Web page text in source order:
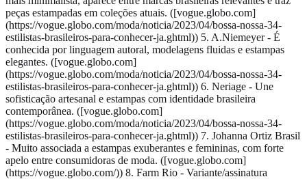
peças estampadas em coleções atuais. ([vogue.globo.com]
(https://vogue.globo.com/moda/noticia/2023/04/bossa-nossa-34-
estilistas-brasileiros-para-conhecer-ja.ghtml)) 5. A.Niemeyer - É
conhecida por linguagem autoral, modelagens fluidas e estampas
elegantes. ([vogue.globo.com]
(https://vogue.globo.com/moda/noticia/2023/04/bossa-nossa-34-
estilistas-brasileiros-para-conhecer-ja.ghtml)) 6. Neriage - Une
sofisticação artesanal e estampas com identidade brasileira
contemporânea. ([vogue.globo.com]
(https://vogue.globo.com/moda/noticia/2023/04/bossa-nossa-34-
estilistas-brasileiros-para-conhecer-ja.ghtml)) 7. Johanna Ortiz Brasil
- Muito associada a estampas exuberantes e femininas, com forte
apelo entre consumidoras de moda. ([vogue.globo.com]
(https://vogue.globo.com/)) 8. Farm Rio - Variante/assinatura